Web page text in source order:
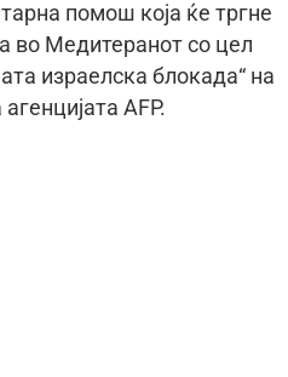
помош која ќе тргне
во Медитеранот со цел
израелска блокада“ на
AFP.